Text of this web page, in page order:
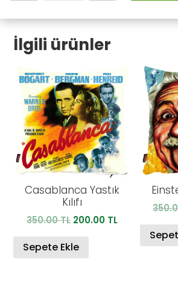
adet
İlgili ürünler
Casablanca Yastık
Kılıfı
350.00TL Orijinal
350.00 TL.
200.00 TLŞu
andaki
fiyat:
Sepete Ekle